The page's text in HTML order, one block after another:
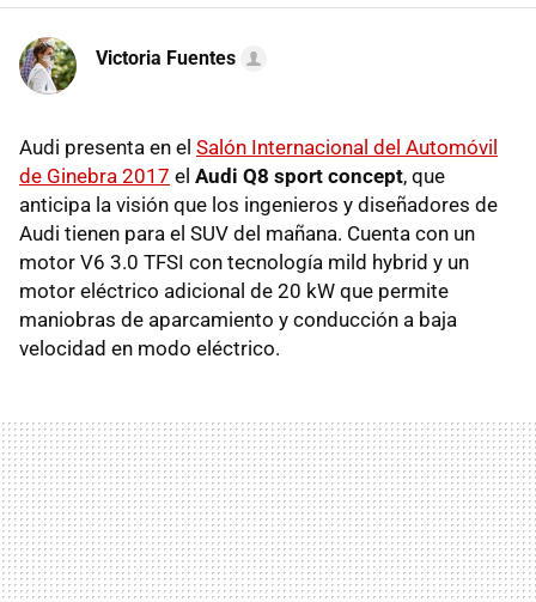
Victoria Fuentes
Audi presenta en el Salón Internacional del Automóvil
de Ginebra 2017 el Audi Q8 sport concept, que
anticipa la visión que los ingenieros y diseñadores de
Audi tienen para el SUV del mañana. Cuenta con un
motor V6 3.0 TFSI con tecnología mild hybrid y un
motor eléctrico adicional de 20 kW que permite
maniobras de aparcamiento y conducción a baja
velocidad en modo eléctrico.